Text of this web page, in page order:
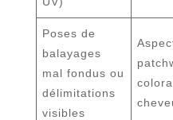
Poses de
balayages
mal fondus ou
délimitations
visibles